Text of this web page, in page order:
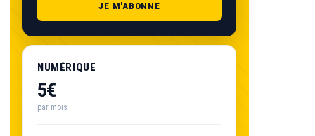
JE M'ABONNE
NUMÉRIQUE
5€
par mois